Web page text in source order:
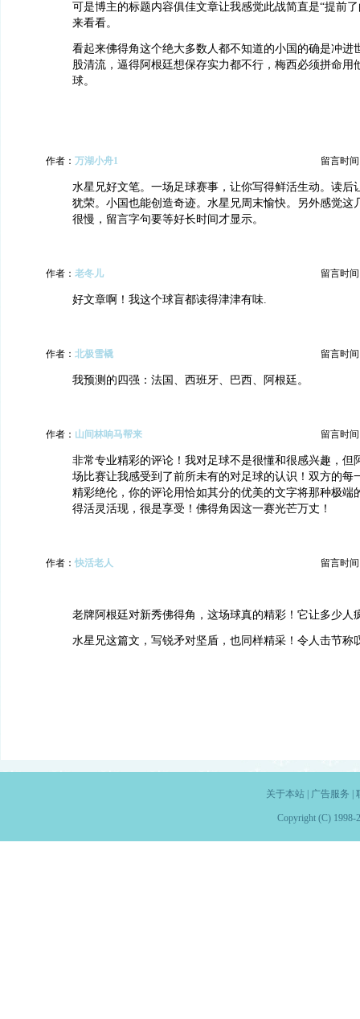
可是博主的标题内容俱佳文章让我感觉此战简直是“提前
来看看。
看起来佛得角这个绝大多数人都不知道的小国的确是冲进
股清流，逼得阿根廷想保存实力都不行，梅西必须拼命用
球。
作者： 万湖小舟1 留言时间
水星兄好文笔。一场足球赛事，让你写得鲜活生动。读后
犹荣。小国也能创造奇迹。水星兄周末愉快。另外感觉这
很慢，留言字句要等好长时间才显示。
作者： 老冬儿 留言时间
好文章啊！我这个球盲都读得津津有味.
作者： 北极雪橇 留言时间
我预测的四强：法国、西班牙、巴西、阿根廷。
作者： 山间林响马帮来 留言时间
非常专业精彩的评论！我对足球不是很懂和很感兴趣，但
场比赛让我感受到了前所未有的对足球的认识！双方的每
精彩绝伦，你的评论用恰如其分的优美的文字将那种极端
得活灵活现，很是享受！佛得角因这一赛光芒万丈！
作者： 快活老人 留言时间
老牌阿根廷对新秀佛得角，这场球真的精彩！它让多少人
水星兄这篇文，写锐矛对坚盾，也同样精采！令人击节称
关于本站| 广告服务
Copyright (C) 1998-